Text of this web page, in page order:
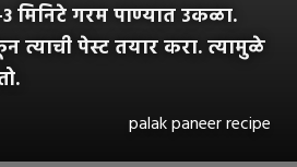
मिनिटे गरम पाण्यात उकळा.
त्याची पेस्ट तयार करा. त्यामुळे
palak paneer recipe